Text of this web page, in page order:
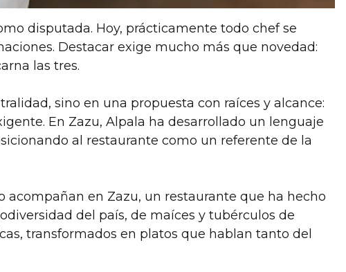
disputada. Hoy, prácticamente todo chef se
Destacar exige mucho más que novedad:
las tres.
sino en una propuesta con raíces y alcance:
En Zazu, Alpala ha desarrollado un lenguaje
al restaurante como un referente de la
acompañan en Zazu, un restaurante que ha hecho
del país, de maíces y tubérculos de
transformados en platos que hablan tanto del